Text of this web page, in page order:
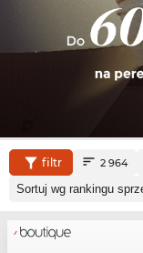
filtr 2 964